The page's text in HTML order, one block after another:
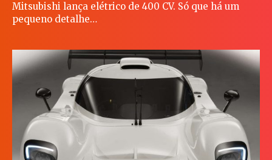
Mitsubishi lança elétrico de 400 CV. Só que há um
pequeno detalhe…